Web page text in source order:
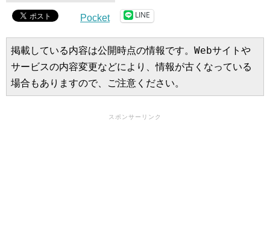
Pocket LINE
掲載している内容は公開時点の情報です。Webサイトや
サービスの内容変更などにより、情報が古くなっている
場合もありますので、ご注意ください。
スポンサーリンク